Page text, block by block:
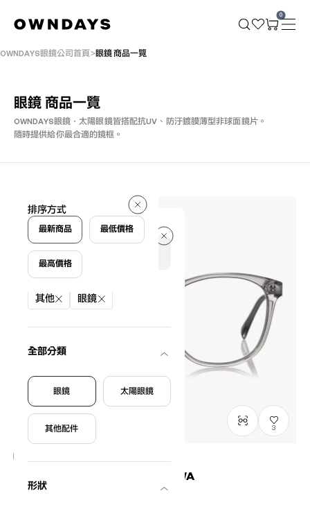
0
OWNDAYS眼鏡公司首頁 眼鏡 商品一覽
眼鏡 商品一覽
OWNDAYS眼鏡・太陽眼鏡皆搭配抗UV、防汙鍍膜薄型非球面鏡片。
隨時提供給你最合適的鏡框。
103 件
篩選條件
其他 眼鏡
全部分類
眼鏡 太陽眼鏡
其他配件
形狀
排序方式
最新商品 最低價格
最高價格
3
OWNDAYS × MAKIKO TAKIZAWA
Sleek Model